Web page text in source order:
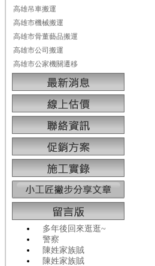
高雄吊車搬運
高雄市機械搬運
高雄市骨董藝品搬運
高雄市公司搬運
高雄市公家機關遷移
多年後回來逛逛~
警察
陳姓家族賊
陳姓家族賊